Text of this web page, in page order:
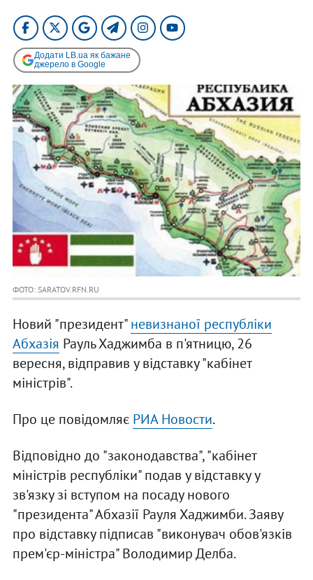
Додати LB.ua як бажане
джерело в Google
ФОТО: SARATOV.RFN.RU
Новий "президент"невизнаної республіки
Абхазія Рауль Хаджимба в п'ятницю, 26
вересня, відправив у відставку "кабінет
міністрів".
Про це повідомляє РИА Новости.
Відповідно до "законодавства", "кабінет
міністрів республіки" подав у відставку у
зв'язку зі вступом на посаду нового
"президента" Абхазії Рауля Хаджимби. Заяву
про відставку підписав "виконувач обов'язків
прем'єр-міністра" Володимир Делба.